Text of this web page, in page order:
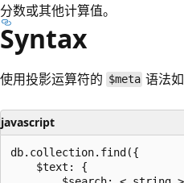
分数或其他计算值。
Syntax
使用投影运算符的 $meta 语法如
javascript
db.collection.find({
    $text: {